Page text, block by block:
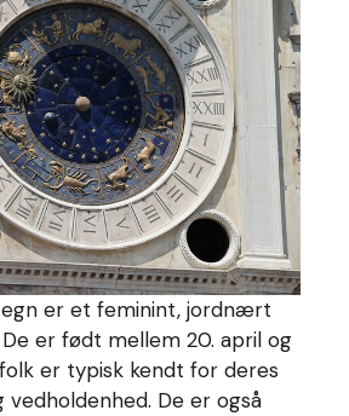
er et feminint, jordnært
er født mellem 20. april og
er typisk kendt for deres
vedholdenhed. De er også